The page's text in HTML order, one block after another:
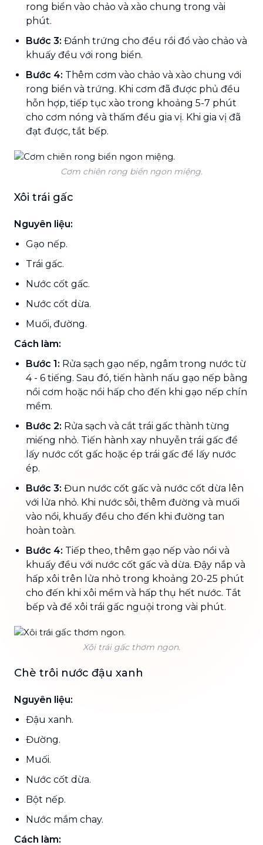
rong biển vào chảo và xào chung trong vài
phút.
Bước 3: Đánh trứng cho đều rồi đổ vào chảo và
khuấy đều với rong biển.
Bước 4: Thêm cơm vào chảo và xào chung với
rong biển và trứng. Khi cơm đã được phủ đều
hỗn hợp, tiếp tục xào trong khoảng 5-7 phút
cho cơm nóng và thấm đều gia vị. Khi gia vị đã
đạt được, tắt bếp.
Cơm chiên rong biển ngon miệng.
Xôi trái gấc
Nguyên liệu:
Gạo nếp.
Trái gấc.
Nước cốt gấc.
Nước cốt dừa.
Muối, đường.
Cách làm:
Bước 1: Rửa sạch gạo nếp, ngâm trong nước từ
4 - 6 tiếng. Sau đó, tiến hành nấu gạo nếp bằng
nồi cơm hoặc nồi hấp cho đến khi gạo nếp chín
mềm.
Bước 2: Rửa sạch và cắt trái gấc thành từng
miếng nhỏ. Tiến hành xay nhuyễn trái gấc để
lấy nước cốt gấc hoặc ép trái gấc để lấy nước
ép.
Bước 3: Đun nước cốt gấc và nước cốt dừa lên
với lửa nhỏ. Khi nước sôi, thêm đường và muối
vào nồi, khuấy đều cho đến khi đường tan
hoàn toàn.
Bước 4: Tiếp theo, thêm gạo nếp vào nồi và
khuấy đều với nước cốt gấc và dừa. Đậy nắp và
hấp xôi trên lửa nhỏ trong khoảng 20-25 phút
cho đến khi xôi mềm và hấp thụ hết nước. Tắt
bếp và để xôi trái gấc nguội trong vài phút.
Xôi trái gấc thơm ngon.
Chè trôi nước đậu xanh
Nguyên liệu:
Đậu xanh.
Đường.
Muối.
Nước cốt dừa.
Bột nếp.
Nước mắm chay.
Cách làm: